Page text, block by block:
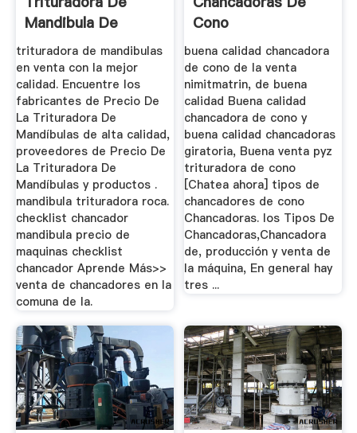
Mandibula De
Primera Calidad
trituradora de mandibulas
en venta con la mejor
calidad. Encuentre los
fabricantes de Precio De
La Trituradora De
Mandíbulas de alta calidad,
proveedores de Precio De
La Trituradora De
Mandíbulas y productos .
mandibula trituradora roca.
checklist chancador
mandibula precio de
maquinas checklist
chancador Aprende Más>>
venta de chancadores en la
comuna de la.
Cono
buena calidad chancadora
de cono de la venta
nimitmatrin, de buena
calidad Buena calidad
chancadora de cono y
buena calidad chancadoras
giratoria, Buena venta pyz
trituradora de cono
[Chatea ahora] tipos de
chancadores de cono
Chancadoras. los Tipos De
Chancadoras,Chancadora
de, producción y venta de
la máquina, En general hay
tres ...